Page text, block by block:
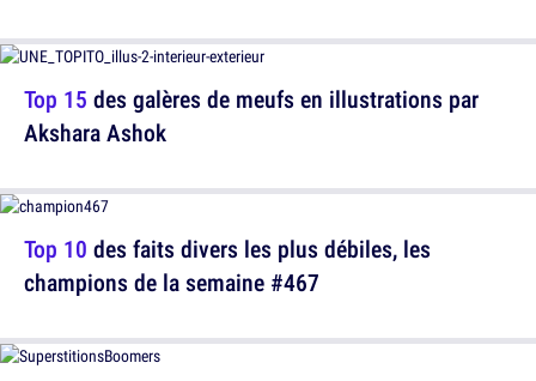
Top 15 des galères de meufs en illustrations par
Akshara Ashok
Top 10 des faits divers les plus débiles, les
champions de la semaine #467